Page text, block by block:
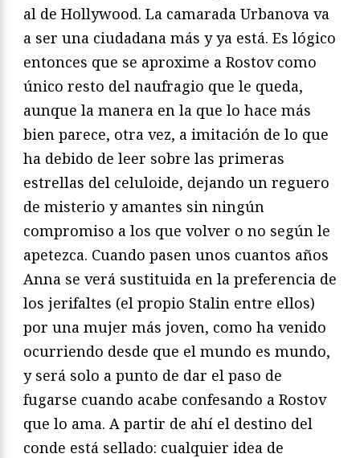
al de Hollywood. La camarada Urbanova va
a ser una ciudadana más y ya está. Es lógico
entonces que se aproxime a Rostov como
único resto del naufragio que le queda,
aunque la manera en la que lo hace más
bien parece, otra vez, a imitación de lo que
ha debido de leer sobre las primeras
estrellas del celuloide, dejando un reguero
de misterio y amantes sin ningún
compromiso a los que volver o no según le
apetezca. Cuando pasen unos cuantos años
Anna se verá sustituida en la preferencia de
los jerifaltes (el propio Stalin entre ellos)
por una mujer más joven, como ha venido
ocurriendo desde que el mundo es mundo,
y será solo a punto de dar el paso de
fugarse cuando acabe confesando a Rostov
que lo ama. A partir de ahí el destino del
conde está sellado: cualquier idea de